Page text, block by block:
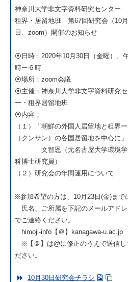
神奈川大学非文字資料研究センター
租界・居留地班 第67回研究会（10
日、zoom）開催のお知らせ
⦿日時：2020年10月30日（金曜）、
時ー６時
⦿場所：zoom会議
⦿主催：神奈川大学非文字資料研究セ
ー・租界居留地班
⦿内容：
（１）「朝鮮の外国人居留地と租界
（クンサン）の各国居留地を中心に」
文智恩（元名古屋大学環境学
科博士研究員）
（２）研究会の年間運用について
※参加希望の方は、10月23日(金)まで
氏名、ご所属を下記のメールアドレ
でご連絡ください。
himoji-info【＠】kanagawa-u.ac.jp
※【＠】は@に修正のうえで送信し
ださい。
10月30日研究会チラシ